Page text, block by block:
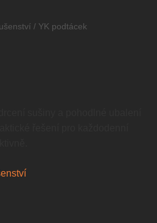
/ YK podtácek